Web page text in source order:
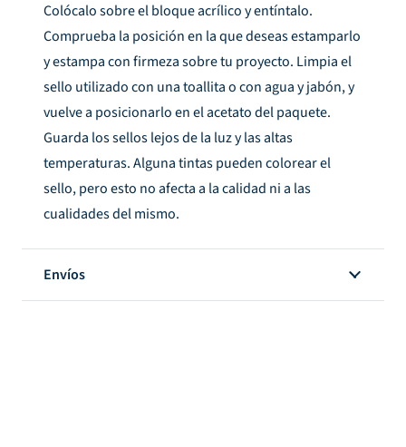
Colócalo sobre el bloque acrílico y entíntalo.
Comprueba la posición en la que deseas estamparlo
y estampa con firmeza sobre tu proyecto. Limpia el
sello utilizado con una toallita o con agua y jabón, y
vuelve a posicionarlo en el acetato del paquete.
Guarda los sellos lejos de la luz y las altas
temperaturas. Alguna tintas pueden colorear el
sello, pero esto no afecta a la calidad ni a las
cualidades del mismo.
Envíos